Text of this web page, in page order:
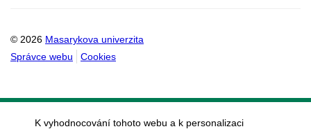
© 2026 Masarykova univerzita
Správce webu
Cookies
K vyhodnocování tohoto webu a k personalizaci